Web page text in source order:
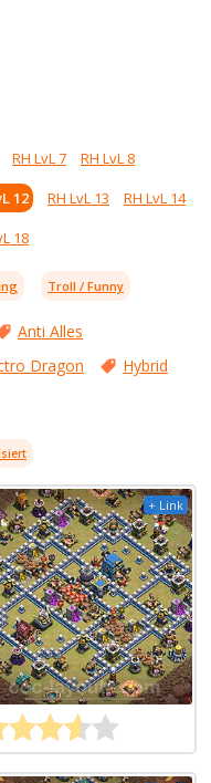
RH LvL 7
RH LvL 8
12 RH LvL 13
RH LvL 14
18
Troll / Funny
Anti Alles
Dragon Hybrid
+ Link